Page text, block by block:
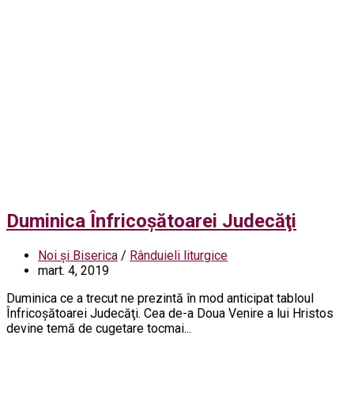
Duminica Înfricoşătoarei Judecăţi
Noi și Biserica / Rânduieli liturgice
mart. 4, 2019
Duminica ce a trecut ne prezintă în mod anticipat tabloul
Înfricoşătoarei Judecăţi. Cea de-a Doua Venire a lui Hristos
devine temă de cugetare tocmai...